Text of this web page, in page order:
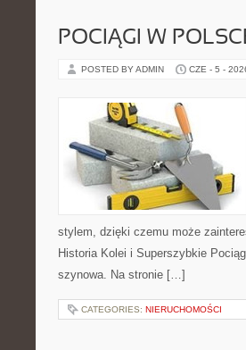
POCIĄGI W
POSTED BY ADMIN CZE - 5 -
stylem, dzięki czemu może
Historia Kolei i Superszybkie
szynowa. Na stronie […]
CATEGORIES: NIERUCHOMOŚCI